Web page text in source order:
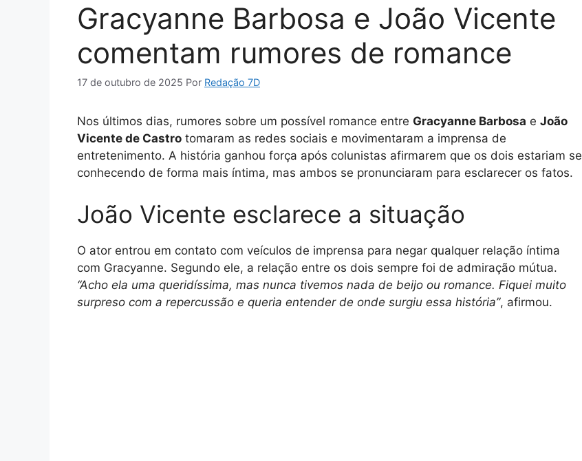
Gracyanne Barbosa e João Vicente
comentam rumores de romance
17 de outubro de 2025 Por Redação 7D
Nos últimos dias, rumores sobre um possível romance entre Gracyanne Barbosa e João
Vicente de Castro tomaram as redes sociais e movimentaram a imprensa de
entretenimento. A história ganhou força após colunistas afirmarem que os dois estariam se
conhecendo de forma mais íntima, mas ambos se pronunciaram para esclarecer os fatos.
João Vicente esclarece a situação
O ator entrou em contato com veículos de imprensa para negar qualquer relação íntima
com Gracyanne. Segundo ele, a relação entre os dois sempre foi de admiração mútua.
“Acho ela uma queridíssima, mas nunca tivemos nada de beijo ou romance. Fiquei muito
surpreso com a repercussão e queria entender de onde surgiu essa história”, afirmou.